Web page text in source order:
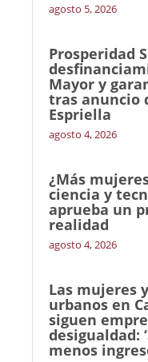
agosto 5, 2026
Prosperidad
Mayor y
tras anuncio
Espriella
agosto 4, 2026
¿Más
ciencia y
aprueba un
realidad
agosto 4, 2026
Las mujeres
urbanos en
siguen
desigualdad:
menos